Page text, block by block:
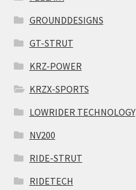
GROUNDDESIGNS
GT-STRUT
KRZ-POWER
KRZX-SPORTS
LOWRIDER TECHNOLOGY
NV200
RIDE-STRUT
RIDETECH